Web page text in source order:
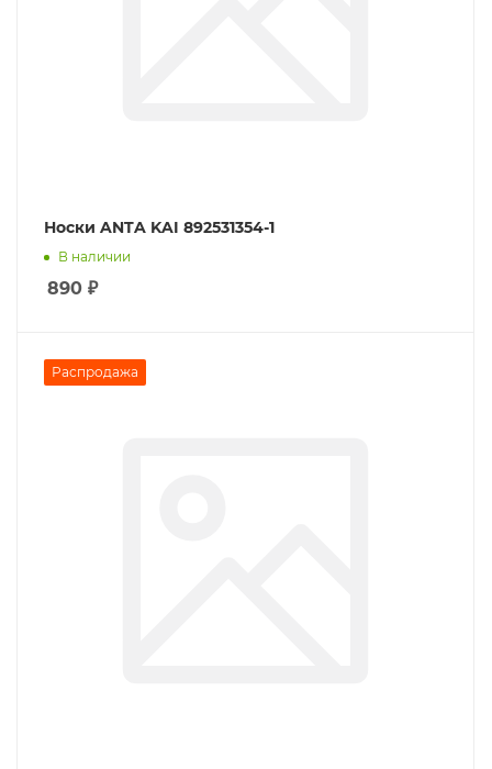
Носки ANTA KAI 892531354-1
В наличии
890 ₽
Распродажа